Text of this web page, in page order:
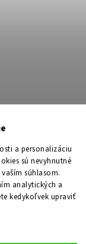
a personalizáciu
sú nevyhnutné
súhlasom.
analytických a
kedykoľvek upraviť